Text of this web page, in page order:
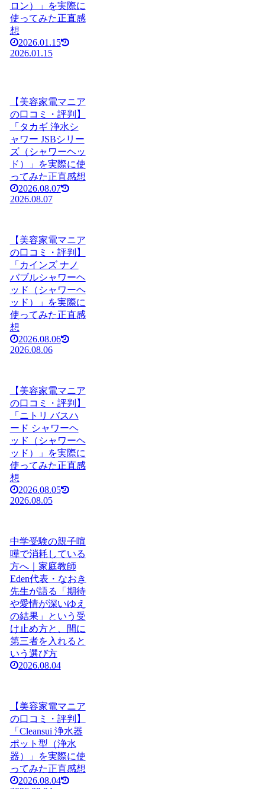
ロン）」を実際に
使ってみた正直感
想
2026.01.15
2026.01.15
【美容家電マニア
の口コミ・評判】
「タカギ 浄水シ
ャワー JSBシリー
ズ（シャワーヘッ
ド）」を実際に使
ってみた正直感想
2026.08.07
2026.08.07
【美容家電マニア
の口コミ・評判】
「カインズ ナノ
バブルシャワーヘ
ッド（シャワーヘ
ッド）」を実際に
使ってみた正直感
想
2026.08.06
2026.08.06
【美容家電マニア
の口コミ・評判】
「ニトリ バスハ
ード シャワーヘ
ッド（シャワーヘ
ッド）」を実際に
使ってみた正直感
想
2026.08.05
2026.08.05
中学受験の親子喧
嘩で消耗している
方へ｜家庭教師
Eden代表・なおき
先生が語る「期待
や愛情が深いゆえ
の結果」という受
け止め方と、間に
第三者を入れると
いう選び方
2026.08.04
【美容家電マニア
の口コミ・評判】
「Cleansui 浄水器
ポット型（浄水
器）」を実際に使
ってみた正直感想
2026.08.04